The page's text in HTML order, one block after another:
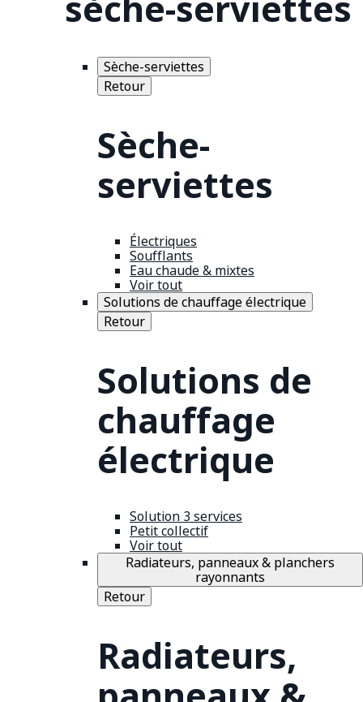
Sèche-serviettes
Retour
Sèche-
serviettes
Électriques
Soufflants
Eau chaude & mixtes
Voir tout
Solutions de chauffage électrique
Retour
Solutions de
chauffage
électrique
Solution 3 services
Petit collectif
Voir tout
Radiateurs, panneaux & planchers
rayonnants
Retour
Radiateurs,